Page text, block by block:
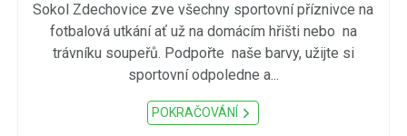
Sokol Zdechovice zve všechny sportovní příznivce na
fotbalová utkání ať už na domácím hřišti nebo na
trávníku soupeřů. Podpořte naše barvy, užijte si
sportovní odpoledne a...
POKRAČOVÁNÍ